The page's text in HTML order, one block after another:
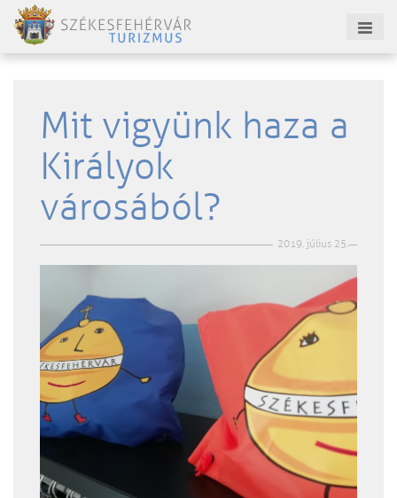
Mit vigyünk haza a
Királyok
városából?
2019. július 25.